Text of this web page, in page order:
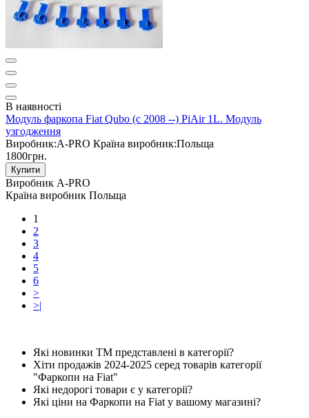
В наявності
Модуль фаркопа Fiat Qubo (c 2008 --) PiAir 1L. Модуль
узгодження
Виробник:A-PRO Країна виробник:Польща
1800грн.
Купити
Виробник A-PRO
Країна виробник Польща
1
2
3
4
5
6
>
>|
Які новинки ТМ представлені в категорії?
Хіти продажів 2024-2025 серед товарів категорії
"Фаркопи на Fiat"
Які недорогі товари є у категорії?
Які ціни на Фаркопи на Fiat у вашому магазині?